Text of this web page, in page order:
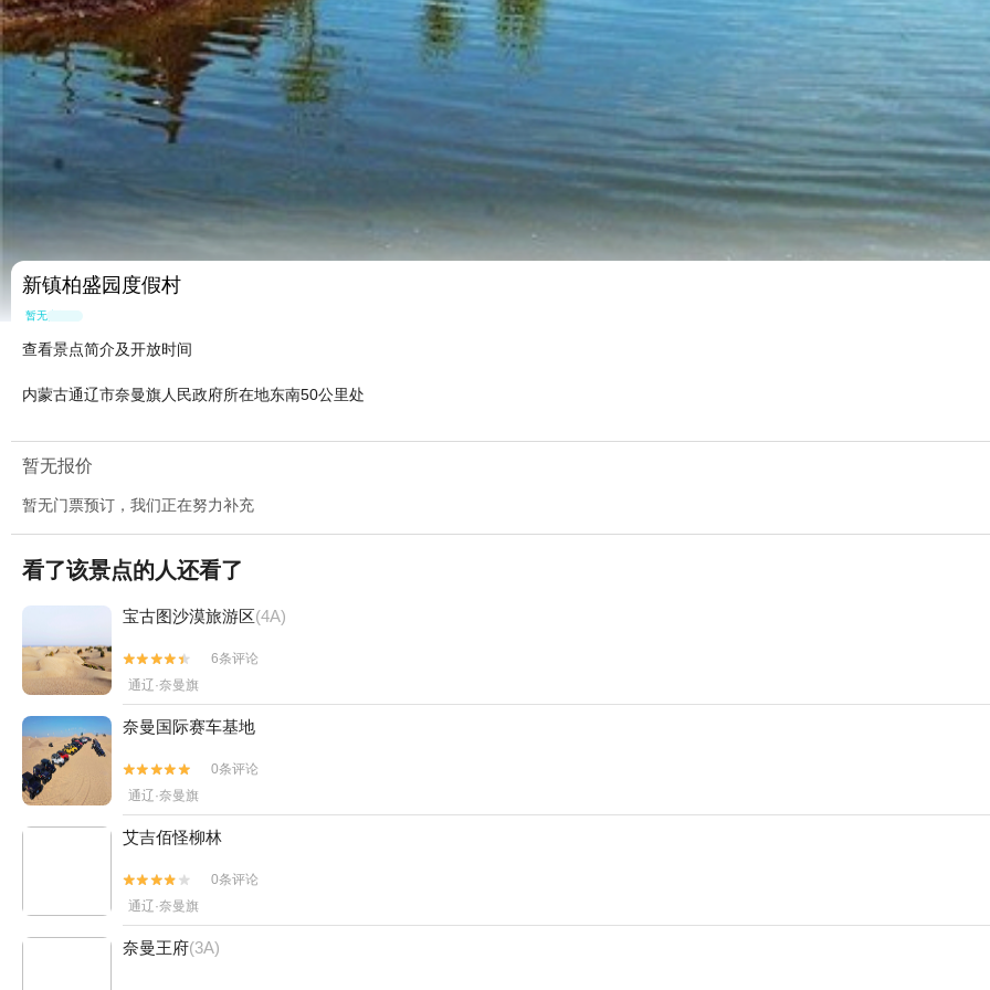
新镇柏盛园度假村
暂无点评
查看景点简介及开放时间
内蒙古通辽市奈曼旗人民政府所在地东南50公里处
暂无报价
暂无门票预订，我们正在努力补充
看了该景点的人还看了
宝古图沙漠旅游区(4A)


6条评论
通辽·奈曼旗
奈曼国际赛车基地


0条评论
通辽·奈曼旗
艾吉佰怪柳林


0条评论
通辽·奈曼旗
奈曼王府(3A)